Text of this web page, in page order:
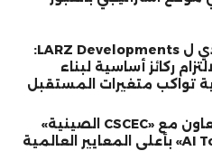
الرئيس التنفيذي ل LARZ Developments:
ركائز أساسية لبناء
تواكب متغيرات المستقبل
شركة «AIG» تتعاون مع «CSCEC الصينية»